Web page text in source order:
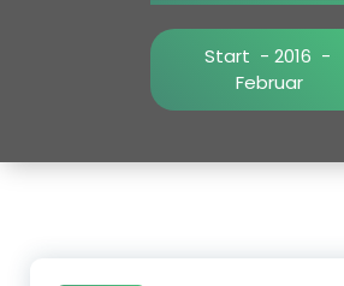
Start - 2016 -
Februar